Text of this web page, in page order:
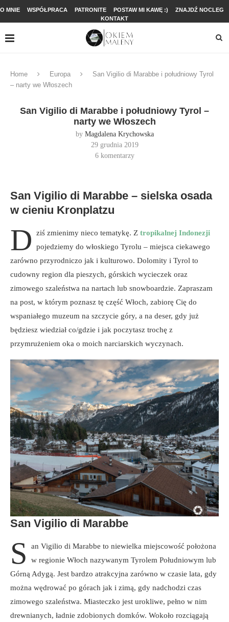
O MNIE WSPÓŁPRACA PATRONITE POSTAW MI KAWĘ :)
ZNAJDŹ NOCLEG
KONTAKT
Home Europa
San Vigilio di Marabbe i południowy Tyrol
– narty we Włoszech
San Vigilio di Marabbe i południowy Tyrol –
narty we Włoszech
by Magdalena Krychowska
29 grudnia 2019
6 komentarzy
San Vigilio di Marabbe – sielska osada
w cieniu Kronplatzu
D ziś zmienimy nieco tematykę. Z tropikalnej Indonezji
pojedziemy do włoskiego Tyrolu – miejsca ciekawego
zarówno przyrodniczo jak i kulturowo. Dolomity i Tyrol to
cudowny region dla pieszych, górskich wycieczek oraz
zimowego szaleństwa na nartach lub snowboardzie. Zapraszam
na post, w którym poznasz tę część Włoch, zabiorę Cię do
wspaniałego muzeum na szczycie góry, a na deser, gdy już
będziesz wiedział co/gdzie i jak poczytasz trochę z
przymrużeniem oka o moich narciarskich wyczynach.
San Vigilio di Marabbe
S
an Vigilio di Marabbe to niewielka miejscowość położona
w regionie Włoch nazywanym Tyrolem Południowym lub
Górną Adygą. Jest bardzo atrakcyjna zarówno w czasie lata, gdy
można wędrować po górach jak i zimą, gdy nadchodzi czas
zimowego szaleństwa. Miasteczko jest urokliwe, pełno w nim
drewnianych, ładnie zdobionych domków. Wokoło rozciągają